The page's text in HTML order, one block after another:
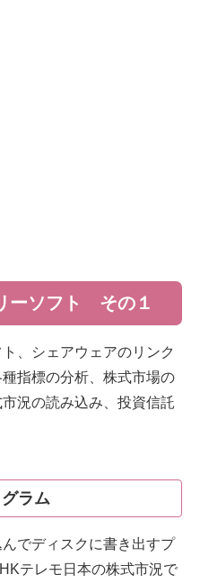
ーソフト その１
、シェアウェアのリンク
指標の分析、株式市場の
況の読み込み、投資信託
ラム
でディスクに書き出すプ
テレモ日本の株式市況で